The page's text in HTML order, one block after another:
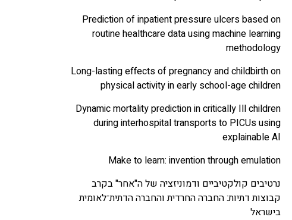
Prediction of inpatient pressure ulcers based on
routine healthcare data using machine learning
methodology
Long-lasting effects of pregnancy and childbirth on
physical activity in early school-age children
Dynamic mortality prediction in critically Ill children
during interhospital transports to PICUs using
explainable AI
Make to learn: invention through emulation
נרטיבים קולקטיביים ודמוניזציה של ה"אחר" בקרב
קבוצות דתיות: החברה החרדית והחברה הדתית־לאומית
בישראל